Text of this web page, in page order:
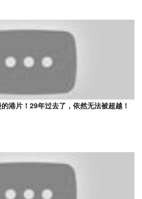
港片！29年过去了，依然无法被超越！